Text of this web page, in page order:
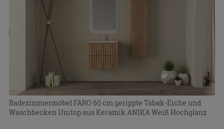
Badezimmermöbel FARO 60 cm gerippte Tabak-Eiche und
Waschbecken Unitop aus Keramik ANIKA Weiß Hochglanz